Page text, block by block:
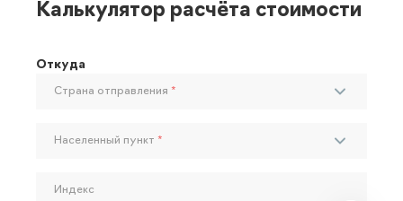
Калькулятор расчёта стоимости
Откуда
Страна отправления *
Населенный пункт *
Индекс